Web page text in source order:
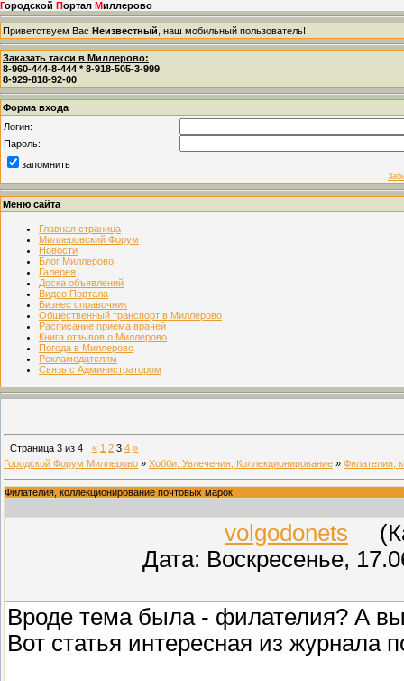
Городской Портал Миллерово
Приветствуем Вас Неизвестный , наш мобильный пользователь!
Заказать такси в Миллерово:
8-960-444-8-444 * 8-918-505-3-999
8-929-818-92-00
Форма входа
Логин:
Пароль:
запомнить
Меню сайта
Главная страница
Миллеровский Форум
Новости
Блог Миллерово
Галерея
Доска объявлений
Видео Портала
Бизнес справочник
Общественный транспорт в Миллерово
Расписание приема врачей
Книга отзывов о Миллерово
Погода в Миллерово
Рекламодателям
Связь с Администратором
Страница 3 из 4 « 1 2 3 4 »
Городской Форум Миллерово » Хобби, Увлечения, Коллекционирование » Филателия,
Филателия, коллекционирование почтовых марок
volgodonets
Дата: Воскресенье,
Вроде тема была - филателия? А
Вот статья интересная из журнала